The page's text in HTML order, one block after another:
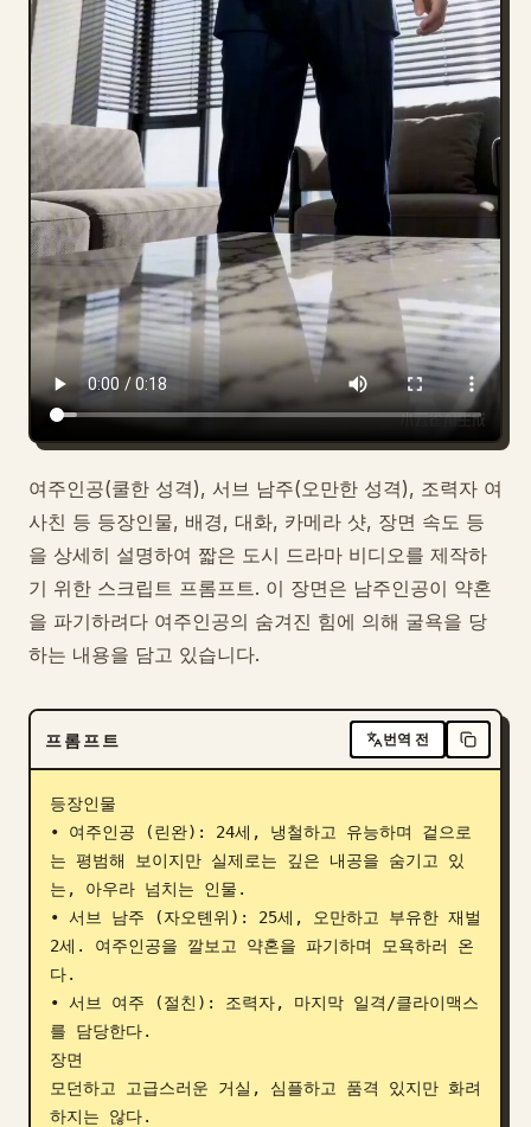
여주인공(쿨한 성격), 서브 남주(오만한 성격), 조력자 여
사친 등 등장인물, 배경, 대화, 카메라 샷, 장면 속도 등
을 상세히 설명하여 짧은 도시 드라마 비디오를 제작하
기 위한 스크립트 프롬프트. 이 장면은 남주인공이 약혼
을 파기하려다 여주인공의 숨겨진 힘에 의해 굴욕을 당
하는 내용을 담고 있습니다.
프롬프트 번역 전
등장인물
• 여주인공 (린완): 24세, 냉철하고 유능하며 겉으로
는 평범해 보이지만 실제로는 깊은 내공을 숨기고 있
는, 아우라 넘치는 인물.
• 서브 남주 (자오톈위): 25세, 오만하고 부유한 재벌
2세. 여주인공을 깔보고 약혼을 파기하며 모욕하러 온
다.
• 서브 여주 (절친): 조력자, 마지막 일격/클라이맥스
를 담당한다.
장면
모던하고 고급스러운 거실, 심플하고 품격 있지만 화려
하지는 않다.